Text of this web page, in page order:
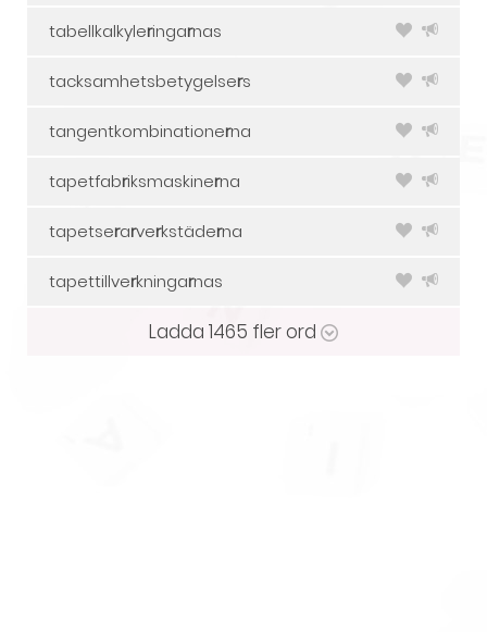
tabellkalkyleringarnas
tacksamhetsbetygelsers
tangentkombinationerna
tapetfabriksmaskinerna
tapetserarverkstäderna
tapettillverkningarnas
Ladda 1465 fler ord